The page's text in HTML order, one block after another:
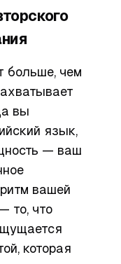
больше, чем
вы
язык,
— ваш
вашей
то, что
которая